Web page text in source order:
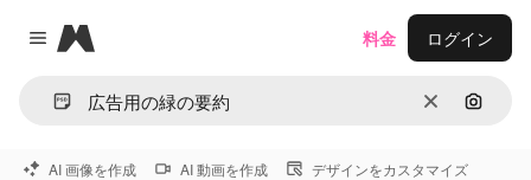
Close menu
Magnific
消去 画像で
料金 ログイン
AI 画像を作成 AI 動画を作成 デザインをカスタマイズ